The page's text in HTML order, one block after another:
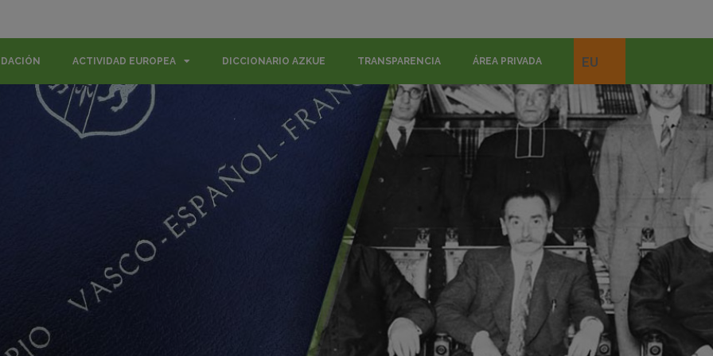
ACTIVIDAD EUROPEA DICCIONARIO AZKUE TRANSPARENCIA ÁREA PRIVADA EU